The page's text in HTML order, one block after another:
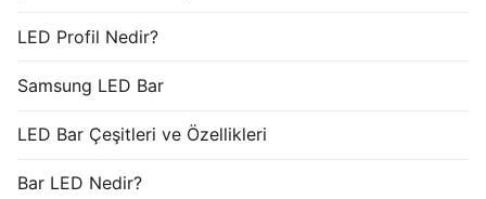
LED Profil Nedir?
Samsung LED Bar
LED Bar Çeşitleri ve Özellikleri
Bar LED Nedir?